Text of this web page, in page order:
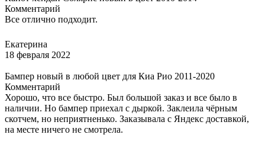
Комментарий
Все отлично подходит.
Екатерина
18 февраля 2022
Бампер новый в любой цвет для Киа Рио 2011-2020
Комментарий
Хорошо, что все быстро. Был большой заказ и все было в
наличии. Но бампер приехал с дыркой. Заклеила чёрным
скотчем, но неприятненько. Заказывала с Яндекс доставкой,
на месте ничего не смотрела.